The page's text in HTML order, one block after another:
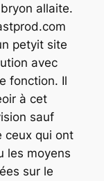
allaite.
petyit site
avec
fonction. Il
à cet
sauf
ceux qui ont
les moyens
sur le